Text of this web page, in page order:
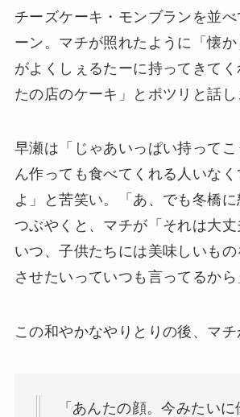
チーズケーキ・モンブランを並
ーン。マチが照れたように「懐
がよくしぇるたーに持ってきて
たの店のケーキ」とポツリと話し
早瀬は「じゃあいっぱい持ってこ
ん作っても食べてくれる人いな
よ」と苦笑い。「あ、でも冬橋に
つぶやくと、マチが「それは大
いつ、子供たちには美味しいも
させたいっていつも言ってるから
この和やかなやりとりの後、マチ
「あんたの顔。今みたい